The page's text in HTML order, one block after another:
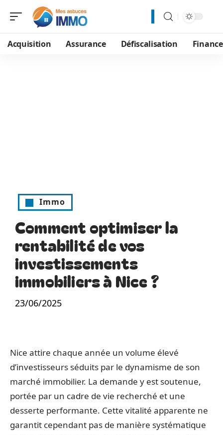
Acquisition Assurance Défiscalisation
Immo
Comment optimiser la
rentabilité de vos
investissements
immobiliers à Nice ?
23/06/2025
Nice attire chaque année un volume élevé
d’investisseurs séduits par le dynamisme de son
marché immobilier. La demande y est soutenue,
portée par un cadre de vie recherché et une
desserte performante. Cette vitalité apparente ne
garantit cependant pas de manière systématique